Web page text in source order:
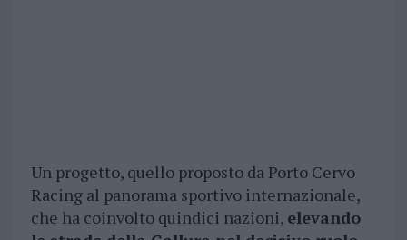
Un progetto, quello proposto da Porto Cervo
Racing al panorama sportivo internazionale,
che ha coinvolto quindici nazioni, elevando